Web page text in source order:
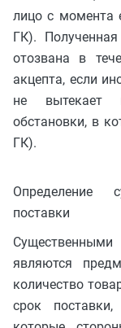
лицо с момента
ГК).
отозвана в
акцепта, если
не вытекает
обстановки, в
ГК).
Определение
поставки
являются
количество
срок